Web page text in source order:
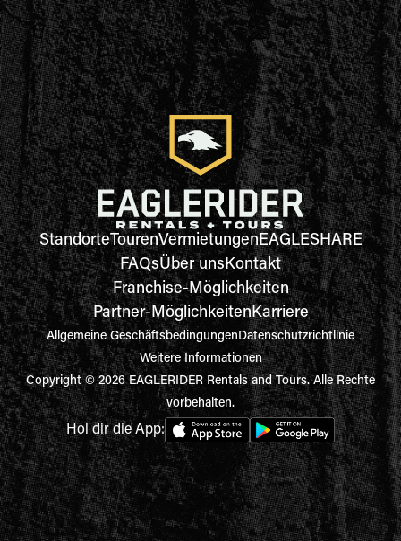
StandorteTourenVermietungenEAGLESHARE
FAQsÜber unsKontakt
Franchise-Möglichkeiten
Partner-MöglichkeitenKarriere
Allgemeine GeschäftsbedingungenDatenschutzrichtlinie
Weitere Informationen
Copyright © 2026 EAGLERIDER Rentals and Tours. Alle Rechte
vorbehalten.
Hol dir die App: